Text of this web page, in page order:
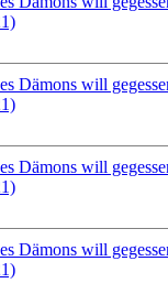
Dämons will
Dämons will
Dämons will